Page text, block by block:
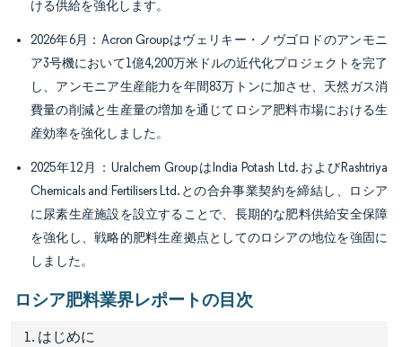
ける供給を強化します。
2026年6月：Acron Groupはヴェリキー・ノヴゴロドのアンモニ
ア3号機において1億4,200万米ドルの近代化プロジェクトを完了
し、アンモニア生産能力を年間83万トンに加させ、天然ガス消
費量の削減と生産量の増加を通じてロシア肥料市場における生
産効率を強化しました。
2025年12月：Uralchem GroupはIndia Potash Ltd.およびRashtriya
Chemicals and Fertilisers Ltd.との合弁事業契約を締結し、ロシア
に尿素生産施設を設立することで、長期的な肥料供給安全保障
を強化し、戦略的肥料生産拠点としてのロシアの地位を強固に
しました。
ロシア肥料業界レポートの目次
1. はじめに